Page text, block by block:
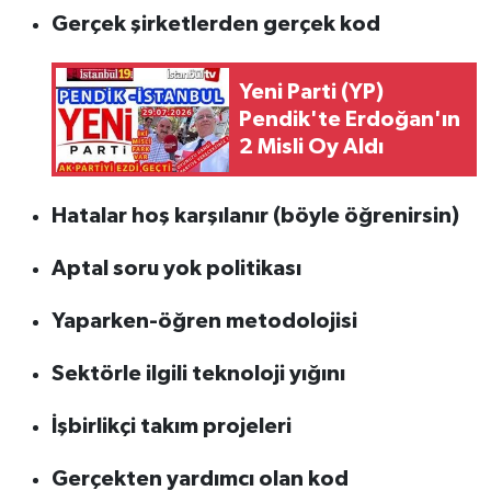
Gerçek şirketlerden gerçek kod
Yeni Parti (YP)
Pendik'te Erdoğan'ın
2 Misli Oy Aldı
Hatalar hoş karşılanır (böyle öğrenirsin)
Aptal soru yok politikası
Yaparken-öğren metodolojisi
Sektörle ilgili teknoloji yığını
İşbirlikçi takım projeleri
Gerçekten yardımcı olan kod